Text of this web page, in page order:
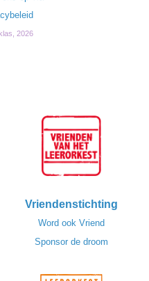
Vriendenstichting
Word ook Vriend
Sponsor de droom
2026